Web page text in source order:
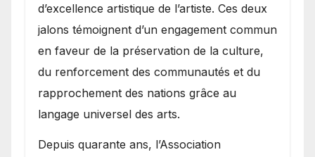
d’excellence artistique de l’artiste. Ces deux
jalons témoignent d’un engagement commun
en faveur de la préservation de la culture,
du renforcement des communautés et du
rapprochement des nations grâce au
langage universel des arts.
​Depuis quarante ans, l’Association